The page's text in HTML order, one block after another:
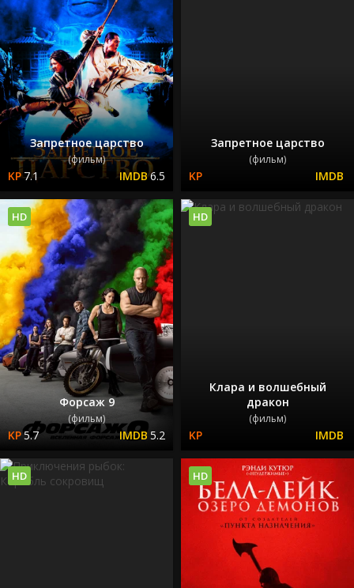
Запретное царство
(фильм)
7.1 6.5
Запретное царство
(фильм)
Форсаж 9
(фильм)
5.7 5.2
HD
Клара и волшебный
дракон
(фильм)
HD
HD HD